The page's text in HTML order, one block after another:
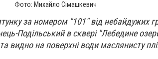
Фото: Михайло Сімашкевич
за номером "101" від небайдужих
Подільський в сквері "Лебедине
видно на поверхні води маслянисту